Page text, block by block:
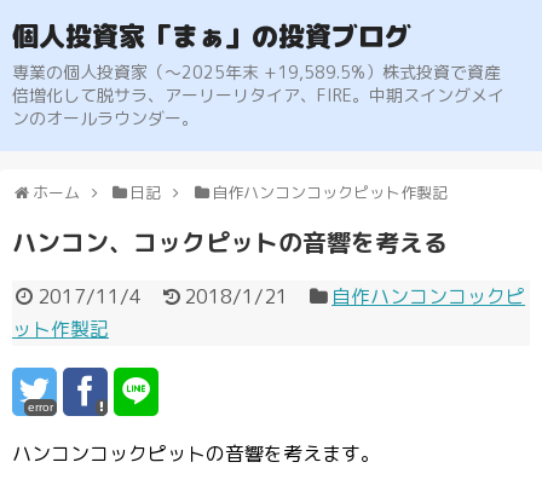
個人投資家「まぁ」の投資ブログ
専業の個人投資家（〜2025年末 +19,589.5%）株式投資で資産
倍増化して脱サラ、アーリーリタイア、FIRE。中期スイングメイ
ンのオールラウンダー。
ホーム 日記 自作ハンコンコックピット作製記
ハンコン、コックピットの音響を考える
2017/11/4 2018/1/21
自作ハンコンコックピ
ット作製記
error
ハンコンコックピットの音響を考えます。